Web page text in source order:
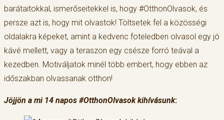
barátaitokkal, ismerőseitekkel is, hogy #OtthonOlvasok, és
persze azt is, hogy mit olvastok! Töltsetek fel a közösségi
oldalakra képeket, amint a kedvenc foteledben olvasol egy jó
kávé mellett, vagy a teraszon egy csésze forró teával a
kezedben. Motiváljatok minél több embert, hogy ebben az
időszakban olvassanak otthon!
Jöjjön a mi 14 napos #OtthonOlvasok kihívásunk: